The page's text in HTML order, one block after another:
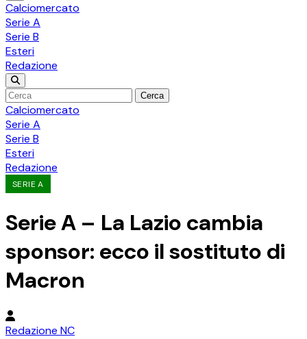
Calciomercato
Serie A
Serie B
Esteri
Redazione
Cerca
Calciomercato
Serie A
Serie B
Esteri
Redazione
SERIE A
Serie A – La Lazio cambia
sponsor: ecco il sostituto di
Macron
Redazione NC